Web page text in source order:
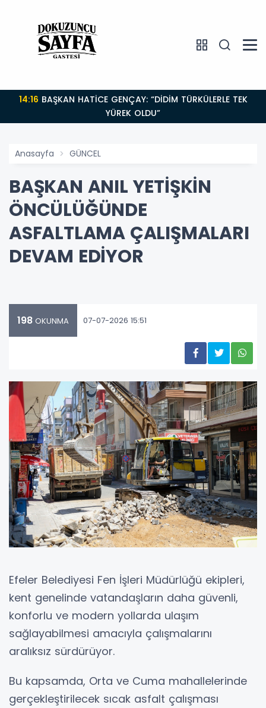
14:16
YÜREK OLDU”
Anasayfa GÜNCEL
BAŞKAN ANIL YETİŞKİN
ÖNCÜLÜĞÜNDE
ASFALTLAMA ÇALIŞMALARI
DEVAM EDİYOR
198 OKUNMA 07-07-2026 15:51
Efeler Belediyesi Fen İşleri Müdürlüğü ekipleri,
kent genelinde vatandaşların daha güvenli,
konforlu ve modern yollarda ulaşım
sağlayabilmesi amacıyla çalışmalarını
aralıksız sürdürüyor.
Bu kapsamda, Orta ve Cuma mahallelerinde
gerçekleştirilecek sıcak asfalt çalışması